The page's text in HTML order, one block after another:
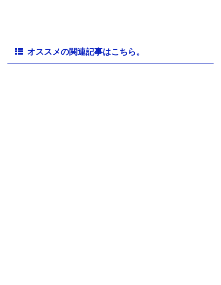
オススメの関連記事はこちら。